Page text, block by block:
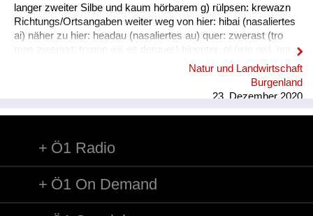
langer zweiter Silbe und kaum hörbarem g) rülpsen: krewazn
Richtungs/Ortsangaben weiter weg von hier: hibai (nasaliertes
ai) näher zu hier: headau (nasaliertes au) quer: zwerast (tro
mas zwerast: tragen wir es derquer) hinunter: oi (wie owi, nur
das w ist stumm) hinunter (und zwar in Richtung des
Sprechers): oana (kim oana - komm herunter, und zwar zu
mir) weg: dui (kais dui - wirf es weg) werfen: kai (nasaliertes
Natur und Landwirtschaft
Burgenland
23. Dezember 2020
Ö1 Radio
Ö1 On Demand